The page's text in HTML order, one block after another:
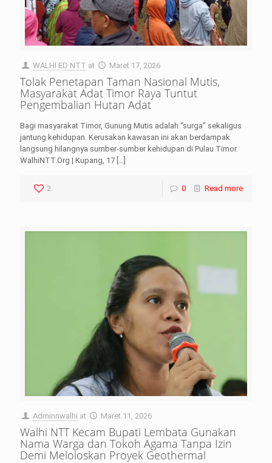
WALHI ED NTT at Maret 17, 2026
Tolak Penetapan Taman Nasional Mutis,
Masyarakat Adat Timor Raya Tuntut
Pengembalian Hutan Adat
Bagi masyarakat Timor, Gunung Mutis adalah “surga” sekaligus
jantung kehidupan. Kerusakan kawasan ini akan berdampak
langsung hilangnya sumber-sumber kehidupan di Pulau Timor.
WalhiNTT.Org | Kupang, 17 […]
2 0 Read more
Adminnwalhi at Maret 11, 2026
Walhi NTT Kecam Bupati Lembata Gunakan
Nama Warga dan Tokoh Agama Tanpa Izin
Demi Meloloskan Proyek Geothermal